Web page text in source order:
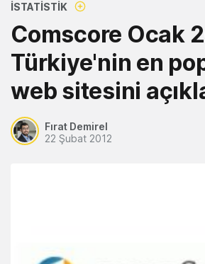
İSTATISTIK
Comscore Ocak
Türkiye'nin en
web sitesini
Fırat Demirel
22 Şubat 2012